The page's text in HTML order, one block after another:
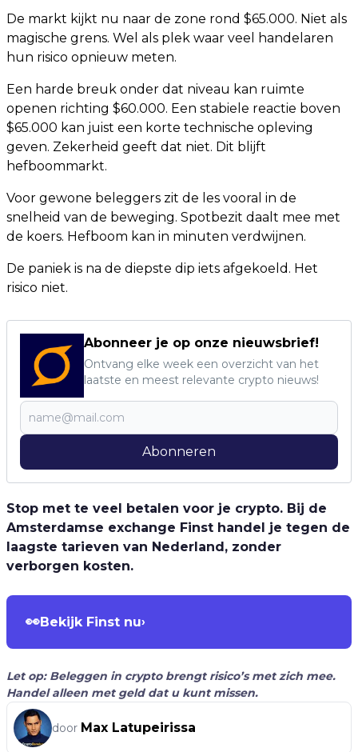
De markt kijkt nu naar de zone rond $65.000. Niet als
magische grens. Wel als plek waar veel handelaren
hun risico opnieuw meten.
Een harde breuk onder dat niveau kan ruimte
openen richting $60.000. Een stabiele reactie boven
$65.000 kan juist een korte technische opleving
geven. Zekerheid geeft dat niet. Dit blijft
hefboommarkt.
Voor gewone beleggers zit de les vooral in de
snelheid van de beweging. Spotbezit daalt mee met
de koers. Hefboom kan in minuten verdwijnen.
De paniek is na de diepste dip iets afgekoeld. Het
risico niet.
Abonneer je op onze nieuwsbrief!
Ontvang elke week een overzicht van het
laatste en meest relevante crypto nieuws!
Abonneren
Stop met te veel betalen voor je crypto. Bij de
Amsterdamse exchange Finst handel je tegen de
laagste tarieven van Nederland, zonder
verborgen kosten.
👀Bekijk Finst nu›
Let op: Beleggen in crypto brengt risico’s met zich mee.
Handel alleen met geld dat u kunt missen.
door Max Latupeirissa